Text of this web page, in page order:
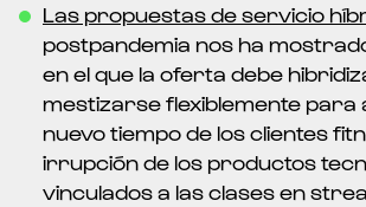
Las propuestas de servicio
postpandemia nos ha
en el que la oferta debe
mestizarse flexiblemente para
nuevo tiempo de los clientes
irrupción de los productos
vinculados a las clases en